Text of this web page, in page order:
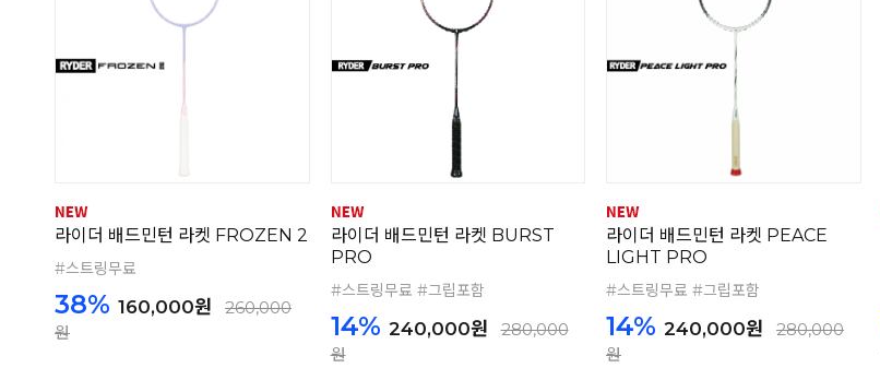
라이더 배드민턴 라켓 FROZEN 2
#스트링무료
38% 160,000원
260,000
원
라이더 배드민턴 라켓 BURST
PRO
#스트링무료 #그립포함
14% 240,000원
280,000
원
라이더 배드민턴 라켓 PEACE
LIGHT PRO
#스트링무료 #그립포함
14% 240,000원
280,000
원